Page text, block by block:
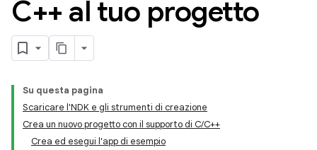
C++ al tuo progetto
Su questa pagina
Scaricare l'NDK e gli strumenti di creazione
Crea un nuovo progetto con il supporto di C/C++
Crea ed esegui l'app di esempio